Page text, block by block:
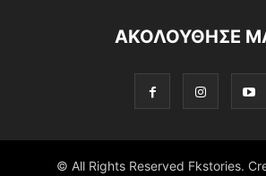
ΑΚΟΛΟΥΘΗΣΕ
© All Rights Reserved Fkstories.